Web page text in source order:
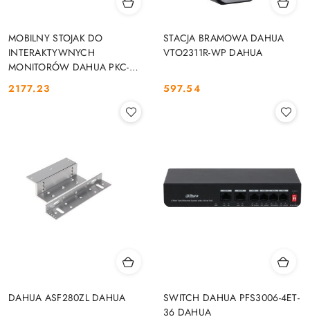
MOBILNY STOJAK DO
INTERAKTYWNYCH
MONITORÓW DAHUA PKC-
MS0B DAHUA
Cena:
2177.23
STACJA BRAMOWA DAHUA
VTO2311R-WP DAHUA
Cena:
597.54
DAHUA ASF280ZL DAHUA
SWITCH DAHUA PFS3006-4ET-
36 DAHUA